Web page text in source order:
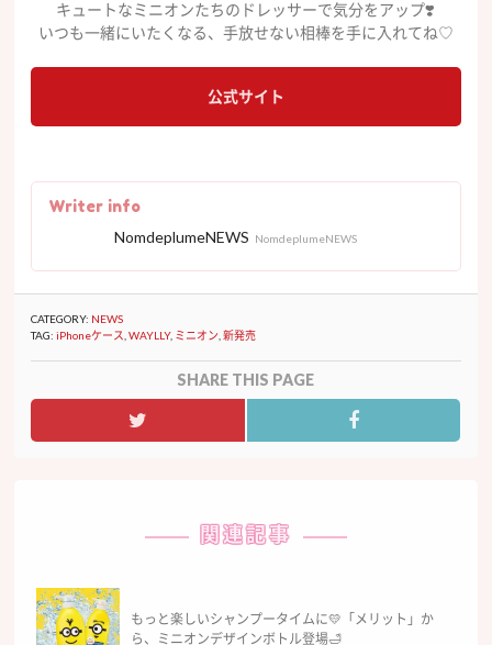
キュートなミニオンたちのドレッサーで気分をアップ❣️
いつも一緒にいたくなる、手放せない相棒を手に入れてね♡
公式サイト
Writer info
NomdeplumeNEWS NomdeplumeNEWS
CATEGORY: NEWS
TAG: iPhoneケース ,WAYLLY, ミニオン ,新発売
SHARE THIS PAGE
関連記事
もっと楽しいシャンプータイムに💛「メリット」か
ら、ミニオンデザインボトル登場🛁